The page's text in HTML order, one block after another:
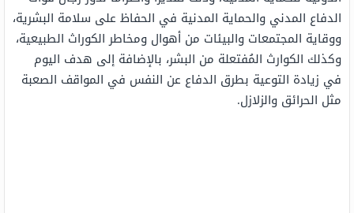
الدفاع المدني والحماية المدنية في الحفاظ على سلامة البشرية،
ووقاية المجتمعات والبيئات من أهوال ومخاطر الكوراث الطبيعية،
وكذلك الكوارث المُفتعلة من البشر، بالإضافة إلى هدف اليوم
في زيادة التوعية بطرق الدفاع عن النفس في المواقف الصعبة
مثل الحرائق والزلازل.